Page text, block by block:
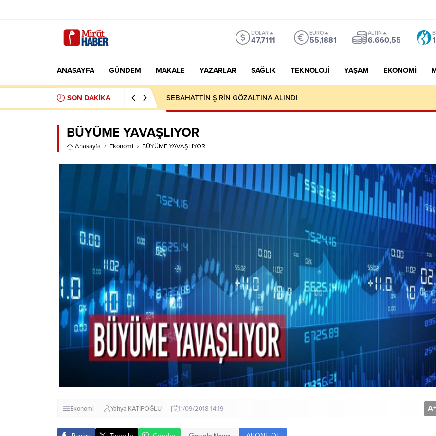
DOLAR
47,7111
EURO
55,1881
ALTIN
6.660,55
ANASAYFA GÜNDEM MAKALE YAZARLAR SAĞLIK TEKNOLOJI YAŞAM EKONOMI
SON DAKİKA MEKKE ANTLAŞMASI NEREYE VARIR? TÜRKİYE NE KAZANIR, NE KAYBEDER?
BÜYÜME YAVAŞLIYOR
Anasayfa Ekonomi BÜYÜME YAVAŞLIYOR
Ekonomi Yahya KATİPOĞLU 11/09/2018 14:19 A+